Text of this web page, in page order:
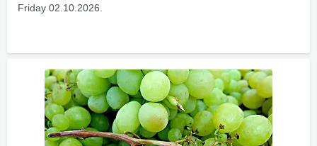
Friday 02.10.2026.